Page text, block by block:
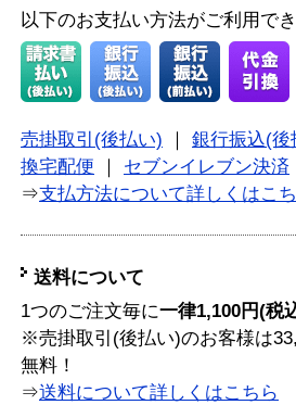
以下のお支払い方法がご利用で
売掛取引(後払い)
銀行振込(後
換宅配便
セブンイレブン決済
⇒支払方法について詳しくはこ
送料について
1つのご注文毎に一律1,100円(税
※売掛取引(後払い)のお客様は
無料！
⇒送料について詳しくはこちら